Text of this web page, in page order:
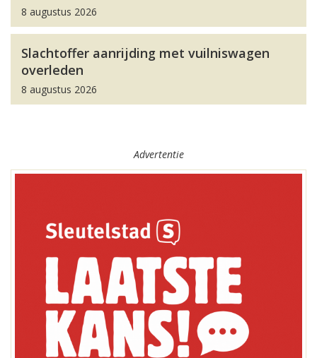
8 augustus 2026
Slachtoffer aanrijding met vuilniswagen
overleden
8 augustus 2026
Advertentie